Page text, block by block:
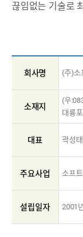
끊임없는 기술로
회사명 (주)소
소재지
(우
대륭
대표 곽성태
주요사업 소프
설립일자 2001